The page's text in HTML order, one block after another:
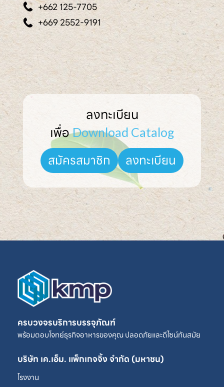
+662 125-7705
+669 2552-9191
ลงทะเบียน
เพื่อ Download Catalog
สมัครสมาชิก ลงทะเบียน
ครบวงจรบริการบรรจุภัณฑ์
พร้อมตอบโจทย์ธุรกิจอาหารของคุณ ปลอดภัยและดีไซน์ทันสมัย
บริษัท เค.เอ็ม. แพ็กเกจจิ้ง จำกัด (มหาชน)
โรงงาน